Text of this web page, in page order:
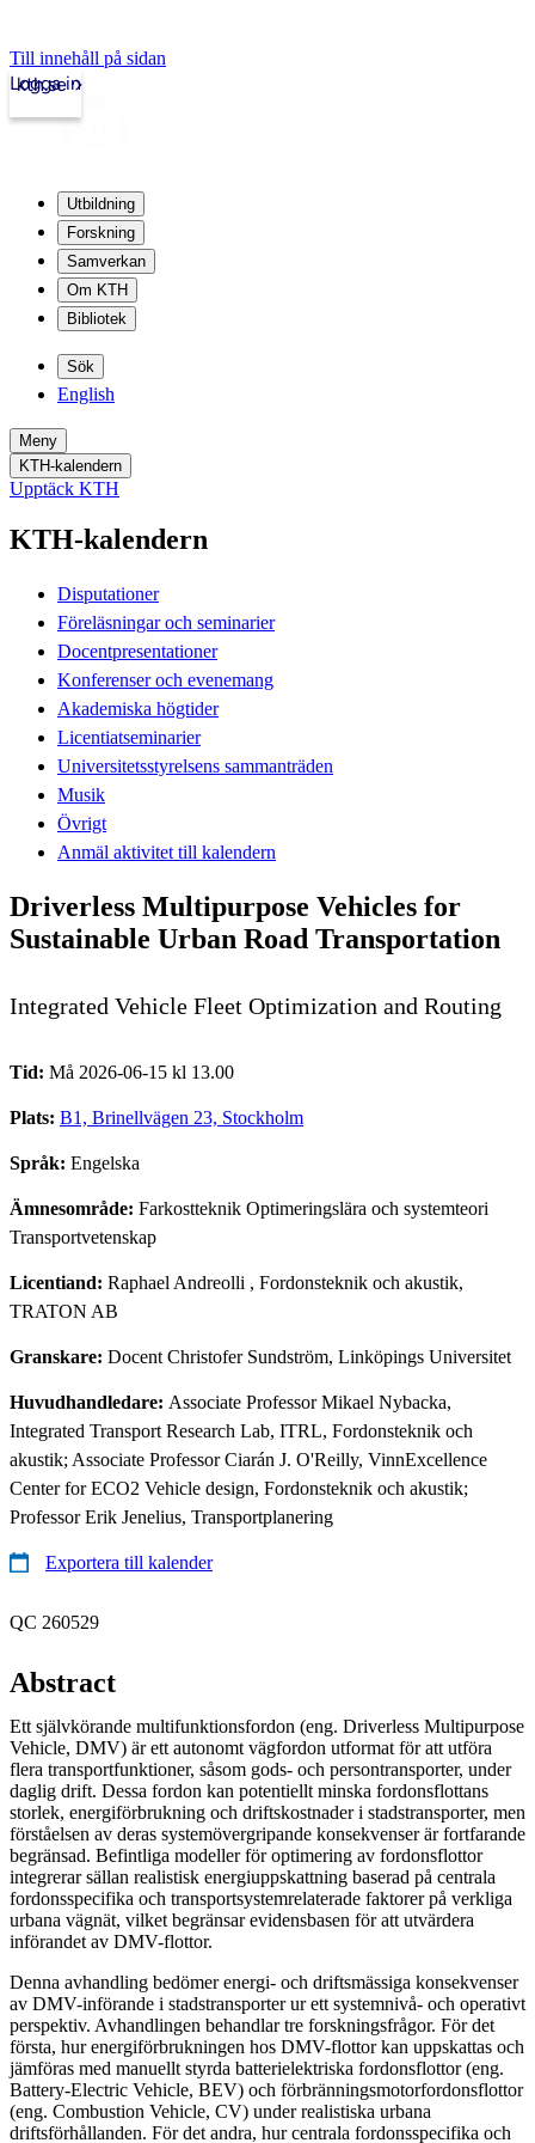
Till innehåll på sidan
kth.se
Logga in
Utbildning
Forskning
Samverkan
Om KTH
Bibliotek
Sök
English
Meny
KTH-kalendern
Upptäck KTH
KTH-kalendern
Disputationer
Föreläsningar och seminarier
Docentpresentationer
Konferenser och evenemang
Akademiska högtider
Licentiatseminarier
Universitetsstyrelsens sammanträden
Musik
Övrigt
Anmäl aktivitet till kalendern
Driverless Multipurpose Vehicles for
Sustainable Urban Road Transportation
Integrated Vehicle Fleet Optimization and Routing
Tid: Må 2026-06-15 kl 13.00
Plats: B1, Brinellvägen 23, Stockholm
Språk: Engelska
Ämnesområde: Farkostteknik Optimeringslära och systemteori
Transportvetenskap
Licentiand: Raphael Andreolli , Fordonsteknik och akustik,
TRATON AB
Granskare: Docent Christofer Sundström, Linköpings Universitet
Huvudhandledare: Associate Professor Mikael Nybacka,
Integrated Transport Research Lab, ITRL, Fordonsteknik och
akustik; Associate Professor Ciarán J. O'Reilly, VinnExcellence
Center for ECO2 Vehicle design, Fordonsteknik och akustik;
Professor Erik Jenelius, Transportplanering
Exportera till kalender
QC 260529
Abstract
Ett självkörande multifunktionsfordon (eng. Driverless Multipurpose
Vehicle, DMV) är ett autonomt vägfordon utformat för att utföra
flera transportfunktioner, såsom gods- och persontransporter, under
daglig drift. Dessa fordon kan potentiellt minska fordonsflottans
storlek, energiförbrukning och driftskostnader i stadstransporter, men
förståelsen av deras systemövergripande konsekvenser är fortfarande
begränsad. Befintliga modeller för optimering av fordonsflottor
integrerar sällan realistisk energiuppskattning baserad på centrala
fordonsspecifika och transportsystemrelaterade faktorer på verkliga
urbana vägnät, vilket begränsar evidensbasen för att utvärdera
införandet av DMV-flottor.
Denna avhandling bedömer energi- och driftsmässiga konsekvenser
av DMV-införande i stadstransporter ur ett systemnivå- och operativt
perspektiv. Avhandlingen behandlar tre forskningsfrågor. För det
första, hur energiförbrukningen hos DMV-flottor kan uppskattas och
jämföras med manuellt styrda batterielektriska fordonsflottor (eng.
Battery-Electric Vehicle, BEV) och förbränningsmotorfordonsflottor
(eng. Combustion Vehicle, CV) under realistiska urbana
driftsförhållanden. För det andra, hur centrala fordonsspecifika och